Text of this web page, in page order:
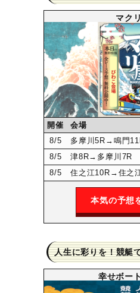
マク
開催 会場
8/5 多摩川5R →鳴門
8/5 津8R→多摩川7R
8/5 住之江10R →住之
本気の予想
人生に彩りを！競艇
幸せボー